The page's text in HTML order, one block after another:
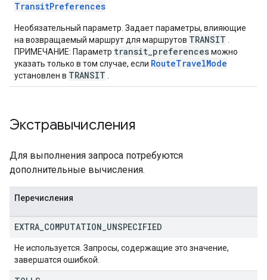
TransitPreferences
Необязательный параметр. Задает параметры, влияющие
на возвращаемый маршрут для маршрутов TRANSIT
ПРИМЕЧАНИЕ: Параметр transit_preferencesможно
указать только в том случае, если RouteTravelMode
установлен в TRANSIT
Экстравычисления
Для выполнения запроса потребуются
дополнительные вычисления.
Перечисления
EXTRA COMPUTATION UNSPECIFIED
Не используется. Запросы, содержащие это значение,
завершатся ошибкой.